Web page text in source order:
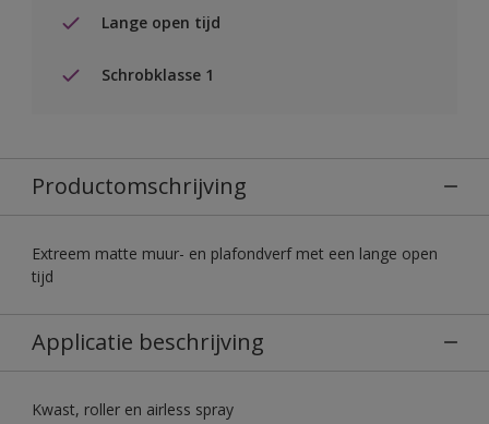
Lange open tijd
Schrobklasse 1
Productomschrijving
Extreem matte muur- en plafondverf met een lange open
tijd
Applicatie beschrijving
Kwast, roller en airless spray